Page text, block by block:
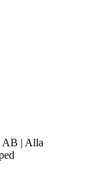
AB | Alla